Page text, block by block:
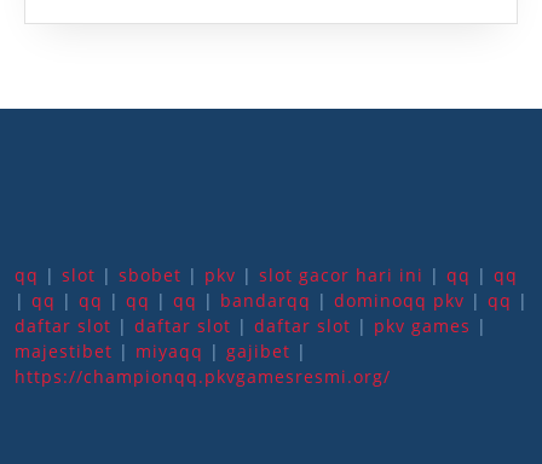
qq | slot | sbobet | pkv | slot gacor hari ini | qq | qq
| qq | qq | qq | qq | bandarqq | dominoqq pkv | qq |
daftar slot | daftar slot | daftar slot | pkv games |
majestibet | miyaqq | gajibet |
https://championqq.pkvgamesresmi.org/